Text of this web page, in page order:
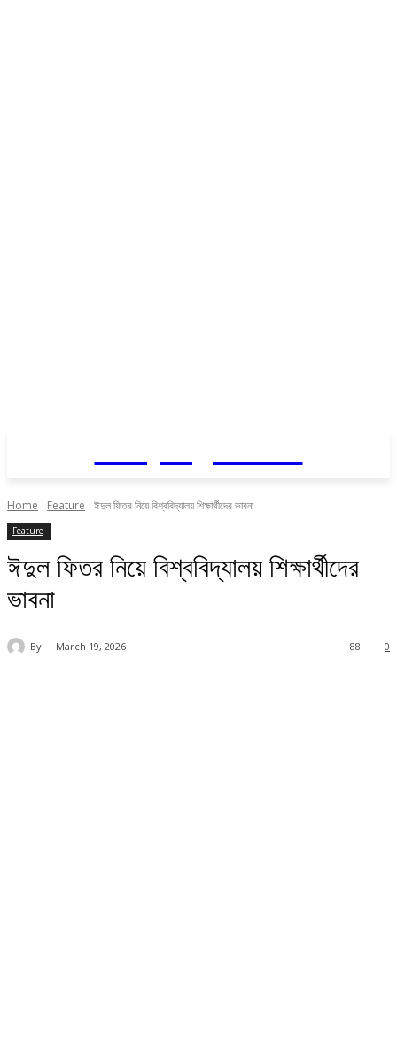
Home Feature ঈদুল ফিতর নিয়ে বিশ্ববিদ্যালয় শিক্ষার্থীদের ভাবনা
Feature
ঈদুল ফিতর নিয়ে বিশ্ববিদ্যালয় শিক্ষার্থীদের
ভাবনা
By March 19, 2026 0
88